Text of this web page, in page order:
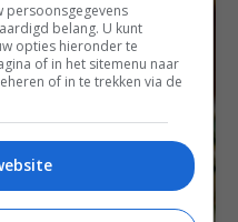
persoonsgegevens
belang. U kunt
opties hieronder te
of in het sitemenu naar
of in te trekken via de